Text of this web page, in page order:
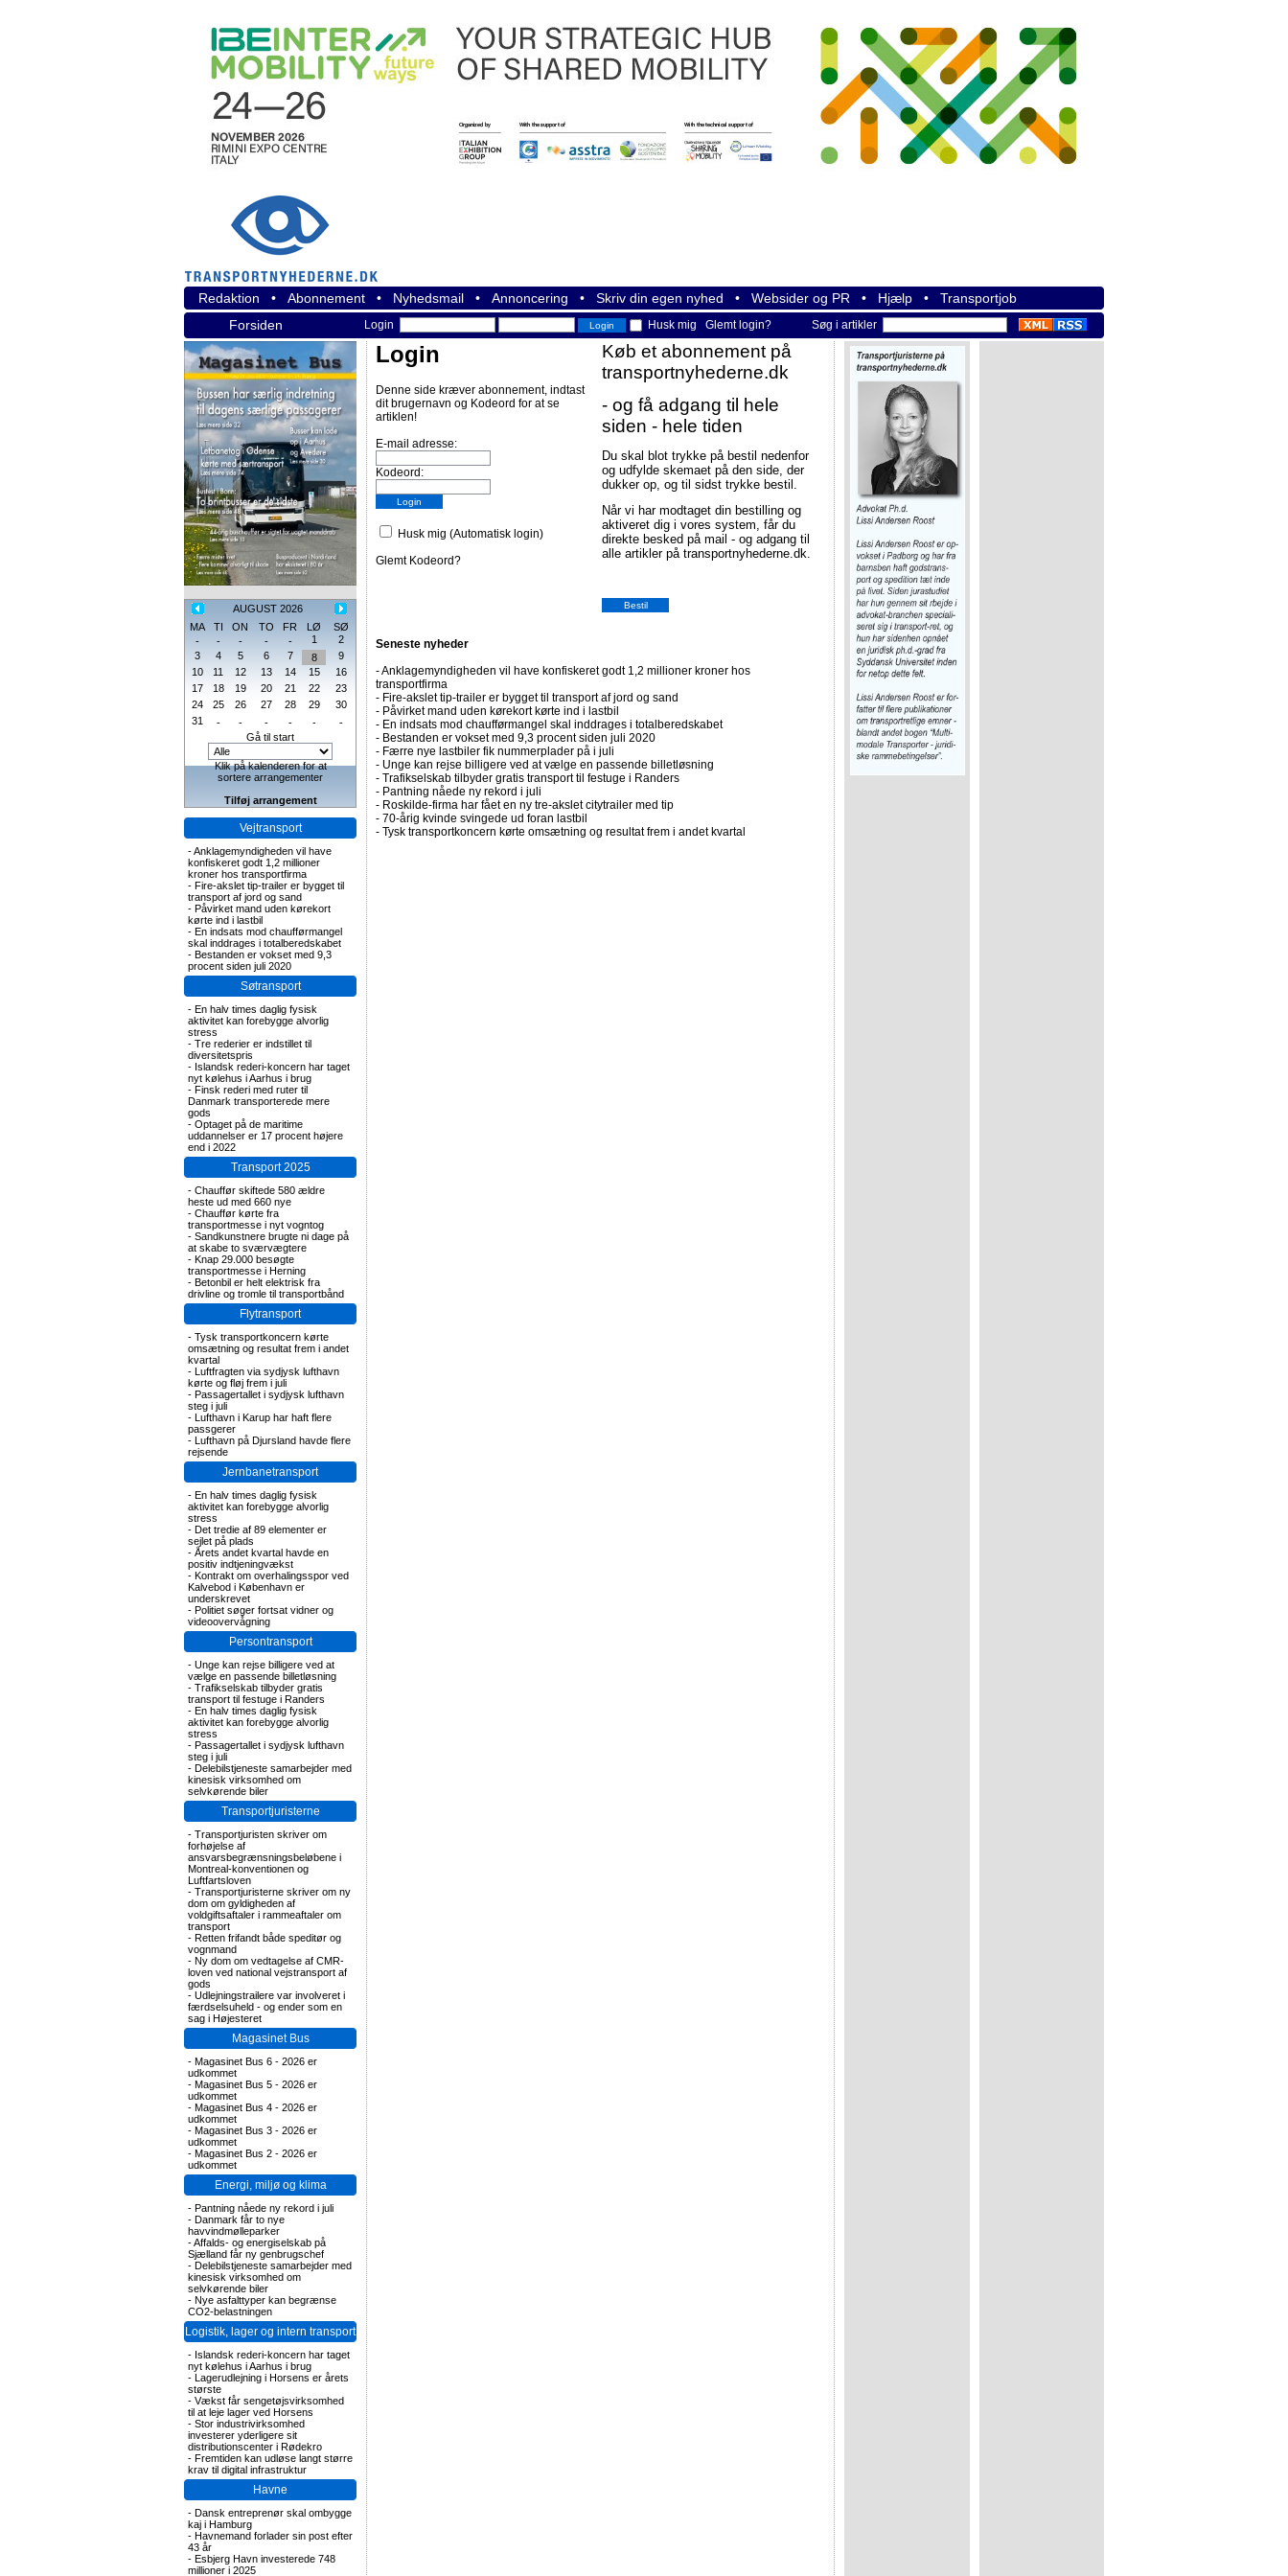
Redaktion • Abonnement • Nyhedsmail • Annoncering • Skriv din egen nyhed • Websider og PR • Hjælp • Transportjob
Forsiden
Login Husk mig Glemt login? Søg i artikler
AUGUST 2026
MA
TI ON TO FR LØ
SØ
-
- - - - 1
2
3
4 5 6 7 8
9
10
11 12 13 14 15
16
17
18 19 20 21 22
23
24
25 26 27 28 29
30
31
- - - - -
-
Gå til start
Klik på kalenderen for at
sortere arrangementer
Tilføj arrangement
Vejtransport
-Anklagemyndigheden vil have
konfiskeret godt 1,2 millioner
kroner hos transportfirma
- Fire-akslet tip-trailer er bygget til
transport af jord og sand
- Påvirket mand uden kørekort
kørte ind i lastbil
- En indsats mod chaufførmangel
skal inddrages i totalberedskabet
- Bestanden er vokset med 9,3
procent siden juli 2020
Søtransport
- En halv times daglig fysisk
aktivitet kan forebygge alvorlig
stress
- Tre rederier er indstillet til
diversitetspris
- Islandsk rederi-koncern har taget
nyt kølehus i Aarhus i brug
- Finsk rederi med ruter til
Danmark transporterede mere
gods
- Optaget på de maritime
uddannelser er 17 procent højere
end i 2022
Transport 2025
- Chauffør skiftede 580 ældre
heste ud med 660 nye
- Chauffør kørte fra
transportmesse i nyt vogntog
- Sandkunstnere brugte ni dage på
at skabe to sværvægtere
- Knap 29.000 besøgte
transportmesse i Herning
- Betonbil er helt elektrisk fra
drivline og tromle til transportbånd
Flytransport
- Tysk transportkoncern kørte
omsætning og resultat frem i andet
kvartal
- Luftfragten via sydjysk lufthavn
kørte og fløj frem i juli
- Passagertallet i sydjysk lufthavn
steg i juli
- Lufthavn i Karup har haft flere
passgerer
- Lufthavn på Djursland havde flere
rejsende
Jernbanetransport
- En halv times daglig fysisk
aktivitet kan forebygge alvorlig
stress
- Det tredie af 89 elementer er
sejlet på plads
- Årets andet kvartal havde en
positiv indtjeningvækst
- Kontrakt om overhalingsspor ved
Kalvebod i København er
underskrevet
- Politiet søger fortsat vidner og
videoovervågning
Persontransport
- Unge kan rejse billigere ved at
vælge en passende billetløsning
- Trafikselskab tilbyder gratis
transport til festuge i Randers
- En halv times daglig fysisk
aktivitet kan forebygge alvorlig
stress
- Passagertallet i sydjysk lufthavn
steg i juli
- Delebilstjeneste samarbejder med
kinesisk virksomhed om
selvkørende biler
Transportjuristerne
- Transportjuristen skriver om
forhøjelse af
ansvarsbegrænsningsbeløbene i
Montreal-konventionen og
Luftfartsloven
- Transportjuristerne skriver om ny
dom om gyldigheden af
voldgiftsaftaler i rammeaftaler om
transport
- Retten frifandt både speditør og
vognmand
- Ny dom om vedtagelse af CMR-
loven ved national vejstransport af
gods
- Udlejningstrailere var involveret i
færdselsuheld - og ender som en
sag i Højesteret
Magasinet Bus
- Magasinet Bus 6 - 2026 er
udkommet
- Magasinet Bus 5 - 2026 er
udkommet
- Magasinet Bus 4 - 2026 er
udkommet
- Magasinet Bus 3 - 2026 er
udkommet
- Magasinet Bus 2 - 2026 er
udkommet
Energi, miljø og klima
- Pantning nåede ny rekord i juli
- Danmark får to nye
havvindmølleparker
-Affalds- og energiselskab på
Sjælland får ny genbrugschef
- Delebilstjeneste samarbejder med
kinesisk virksomhed om
selvkørende biler
- Nye asfalttyper kan begrænse
CO2-belastningen
Logistik, lager og intern transport
- Islandsk rederi-koncern har taget
nyt kølehus i Aarhus i brug
- Lagerudlejning i Horsens er årets
største
- Vækst får sengetøjsvirksomhed
til at leje lager ved Horsens
- Stor industrivirksomhed
investerer yderligere sit
distributionscenter i Rødekro
- Fremtiden kan udløse langt større
krav til digital infrastruktur
Havne
- Dansk entreprenør skal ombygge
kaj i Hamburg
- Havnemand forlader sin post efter
43 år
- Esbjerg Havn investerede 748
millioner i 2025
Login
Denne side kræver abonnement, indtast
dit brugernavn og Kodeord for at se
artiklen!
E-mail adresse:
Kodeord:
Husk mig (Automatisk login)
Glemt Kodeord?
Køb et abonnement på
transportnyhederne.dk
- og få adgang til hele
siden - hele tiden
Du skal blot trykke på bestil nedenfor
og udfylde skemaet på den side, der
dukker op, og til sidst trykke bestil.
Når vi har modtaget din bestilling og
aktiveret dig i vores system, får du
direkte besked på mail - og adgang til
alle artikler på transportnyhederne.dk.
Seneste nyheder
-Anklagemyndigheden vil have konfiskeret godt 1,2 millioner kroner hos
transportfirma
- Fire-akslet tip-trailer er bygget til transport af jord og sand
- Påvirket mand uden kørekort kørte ind i lastbil
- En indsats mod chaufførmangel skal inddrages i totalberedskabet
- Bestanden er vokset med 9,3 procent siden juli 2020
- Færre nye lastbiler fik nummerplader på i juli
- Unge kan rejse billigere ved at vælge en passende billetløsning
- Trafikselskab tilbyder gratis transport til festuge i Randers
- Pantning nåede ny rekord i juli
- Roskilde-firma har fået en ny tre-akslet citytrailer med tip
- 70-årig kvinde svingede ud foran lastbil
- Tysk transportkoncern kørte omsætning og resultat frem i andet kvartal